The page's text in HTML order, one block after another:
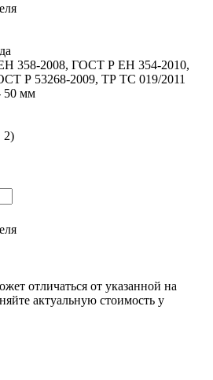
358-2008, ГОСТ Р ЕН 354-2010,
Р 53268-2009, ТР ТС 019/2011
50 мм
2)
отличаться от указанной на
актуальную стоимость у